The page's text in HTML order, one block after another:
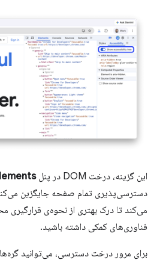
این گزینه، درخت DOM در پنل
دسترسی‌پذیری تمام صفحه جایگزین
می‌کند تا درک بهتری از نحوه‌ی
فناوری‌های کمکی داشته باشید.
برای مرور درخت دسترسی، می‌توانید گره‌ها